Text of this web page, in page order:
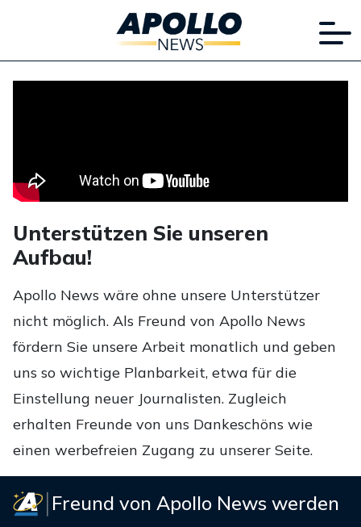
Unterstützen Sie unseren
Aufbau!
Apollo News wäre ohne unsere Unterstützer
nicht möglich. Als Freund von Apollo News
fördern Sie unsere Arbeit monatlich und geben
uns so wichtige Planbarkeit, etwa für die
Einstellung neuer Journalisten. Zugleich
erhalten Freunde von uns Dankeschöns wie
einen werbefreien Zugang zu unserer Seite.
Freund von Apollo News werden